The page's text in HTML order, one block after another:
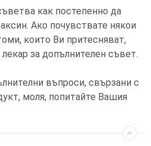
как постепенно да
Ако почувствате някои
които Ви притесняват,
за допълнителен съвет.
въпроси, свързани с
моля, попитайте Вашия